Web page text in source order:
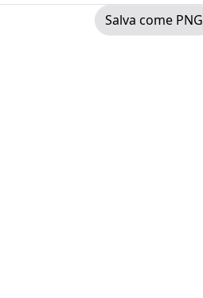
Salva come PNG